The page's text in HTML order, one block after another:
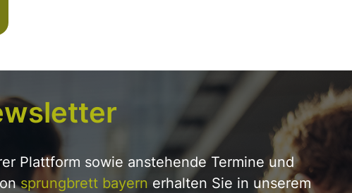
Plattform sowie anstehende Termine und
sprungbrett bayern erhalten Sie in unserem